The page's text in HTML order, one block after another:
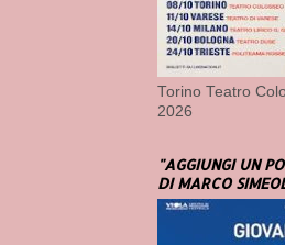
Torino Teatro
2026
"AGGIUNGI UN
DI MARCO